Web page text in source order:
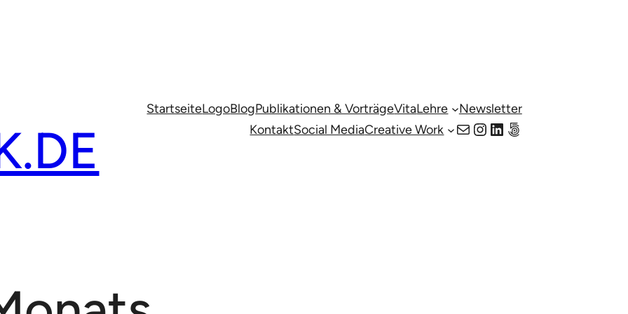
StartseiteLogoBlogPublikationen & VorträgeVitaLehre
Newsletter
KontaktSocial MediaCreative Work E-MailInstagram
LinkedIn
Adobe Portfolio